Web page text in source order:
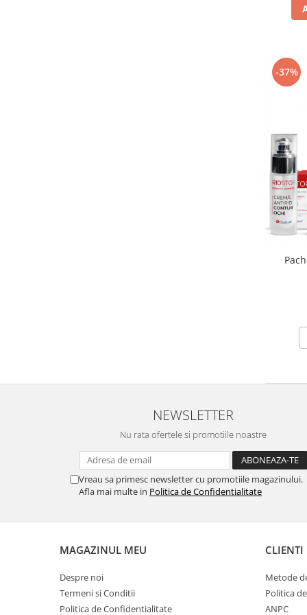
-37%
NEWSLETTER
Nu rata ofertele si promotiile noastre
Vreau sa primesc newsletter cu promotiile magazinului.
Afla mai multe in Politica de Confidentialitate
MAGAZINUL MEU
Despre noi
Termeni si Conditii
Politica de Confidentialitate
CLIENTI
Metode
Politica
ANPC